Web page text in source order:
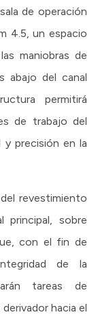
de operación
4.5, un espacio
maniobras de
abajo del canal
permitirá
de trabajo del
y precisión en la
revestimiento
principal, sobre
con el fin de
de la
tareas de
hacia el